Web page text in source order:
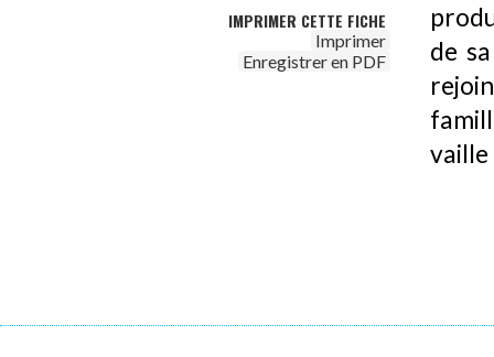
IMPRIMER CETTE FICHE
Imprimer
Enregistrer en PDF
de
vaille